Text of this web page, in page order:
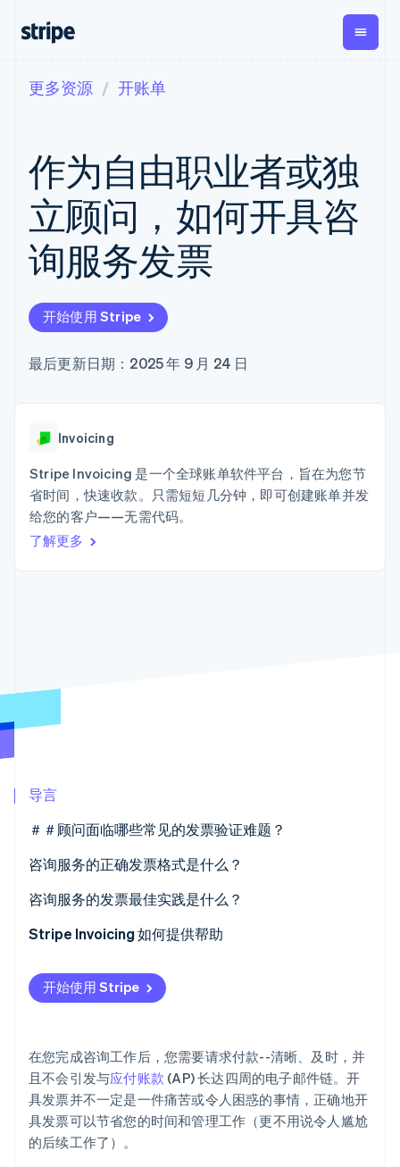
支付
在线支付
Managed
Payments
备案商家解决
方案
Payment links
无代码支付
预构建支付界
面
Elements
灵活的 UI 组件
Payment
接入 125+ 种支
Terminal
Authorization
Boost
支付成功率优
化
Link
加速结账
营收
经常性收入
Metronome
按用量计费
Subscriptions
订阅管理
Invoicing
一次性或定期
Tax
销售税和增值
Revenue
Recognition
Stripe Sigma
Global
Payouts
向第三
方打款
Crypto
Radar
Atlas
碳移除
Stripe Sessions 2026
了解 Stripe 如何为 AI 构建经济基础设施。
立即观看
按企业阶段
按应用场景
智能体商务
加密货币
电子商务
嵌入式金融
财务自动化
全球化企业
交易市场
按行业
AI 企业
酒店、旅游与休闲
文档
库与 SDK
Stripe Apps
指南
接受线上付款
实施预置结账流程
构建平台或交易市场
管理订阅
发行稳定币支持的支付卡
资源
应用集成
代码示例
学习
指南
支持
获取支持
托管支持方案
专业服务
公司
Stripe Press
联系销售
更多资源 开账单
作为自由职业者或独
立顾问，如何开具咨
询服务发票
开始使用 Stripe
最后更新日期：2025 年 9 月 24 日
Invoicing
Stripe Invoicing 是一个全球账单软件平台，旨在为您节
省时间，快速收款。只需短短几分钟，即可创建账单并发
给您的客户——无需代码。
了解更多
导言
＃＃顾问面临哪些常见的发票验证难题？
描述含糊不清
缺少基础知识
格式杂乱
延迟交货
咨询服务的正确发票格式是什么？
您的信息
客户信息
发票编号和日期
行项目
应付总额
付款说明
咨询服务的发票最佳实践是什么？
提前设定预期
跟踪您的工作
不要等着开发票
简化支付手续
强化你的条款
跟进（礼貌地）
Stripe Invoicing 如何提供帮助
开始使用 Stripe
在您完成咨询工作后，您需要请求付款--清晰、及时，并
且不会引发与应付账款 (AP) 长达四周的电子邮件链。开
具发票并不一定是一件痛苦或令人困惑的事情，正确地开
具发票可以节省您的时间和管理工作（更不用说令人尴尬
的后续工作了）。